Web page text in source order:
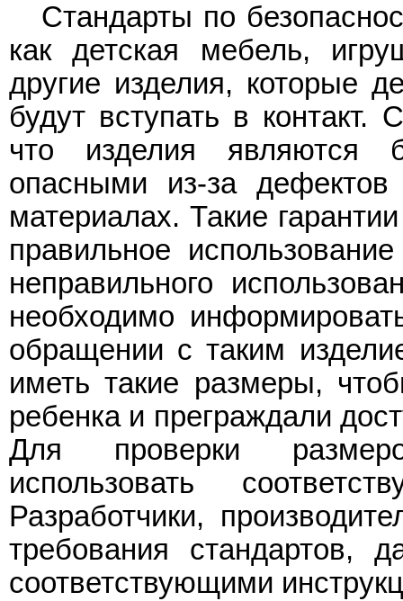
Стандарты по
как детская мебель,
другие изделия, которые
будут вступать в контакт.
что изделия являются
опасными из-за
материалах. Такие
правильное
неправильного
необходимо
обращении с таким
иметь такие размеры,
ребенка и преграждали
Для проверки
использовать
Разработчики,
требования стандартов,
соответствующими